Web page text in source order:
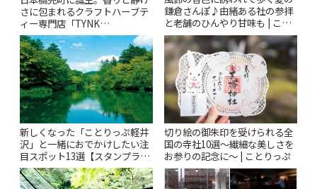
さに包まれるクラフトハーブテ
ィー専門店「TYNK
Kabutocho」 | ことりっぷ
鎌倉さんぽ♪由緒ある社の参拝
と老舗のひんやり甘味も | こと
りっぷ
新しくなった「ことりっぷ軽井
沢」と一緒におでかけしたい注
目スポット13選【スタンプラリ
ー開催中】 | ことりっぷ
切り絵の御朱印を受けられる全
国の寺社10選〜繊細な美しさを
お参りの記念に〜 | ことりっぷ